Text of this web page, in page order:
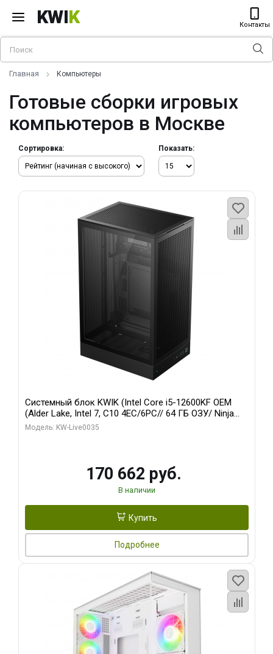
KWIK Контакты
Главная Компьютеры
Готовые сборки игровых
компьютеров в Москве
Сортировка: Показать:
Системный блок KWIK (Intel Core i5-12600KF OEM
(Alder Lake, Intel 7, C10 4EC/6PC// 64 ГБ ОЗУ/ Ninja
Sinotex GTX1650 4GB 128bit GDDR6 DVI DP HDMI 2/
Модель: KW-Live0035
170 662 руб.
В наличии
Купить
Подробнее